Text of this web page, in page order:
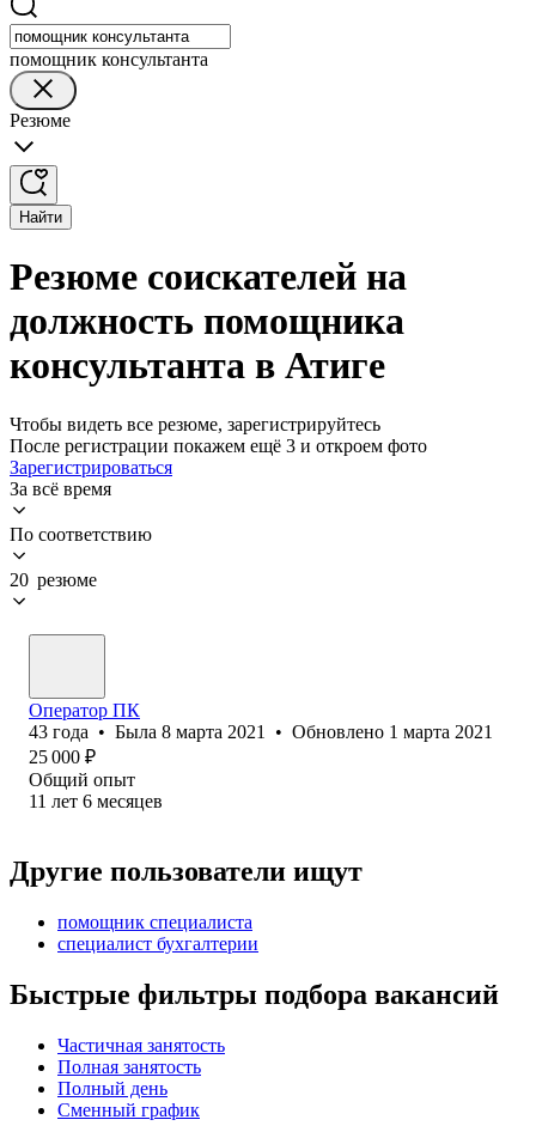
помощник консультанта
Резюме
Найти
Резюме соискателей на
должность помощника
консультанта в Атиге
Чтобы видеть все резюме, зарегистрируйтесь
После регистрации покажем ещё 3 и откроем фото
Зарегистрироваться
За всё время
По соответствию
20 резюме
Оператор ПК
43 года • Была 8 марта 2021 • Обновлено 1 марта 2021
25 000 ₽
Общий опыт
11 лет 6 месяцев
Другие пользователи ищут
помощник специалиста
специалист бухгалтерии
Быстрые фильтры подбора вакансий
Частичная занятость
Полная занятость
Полный день
Сменный график